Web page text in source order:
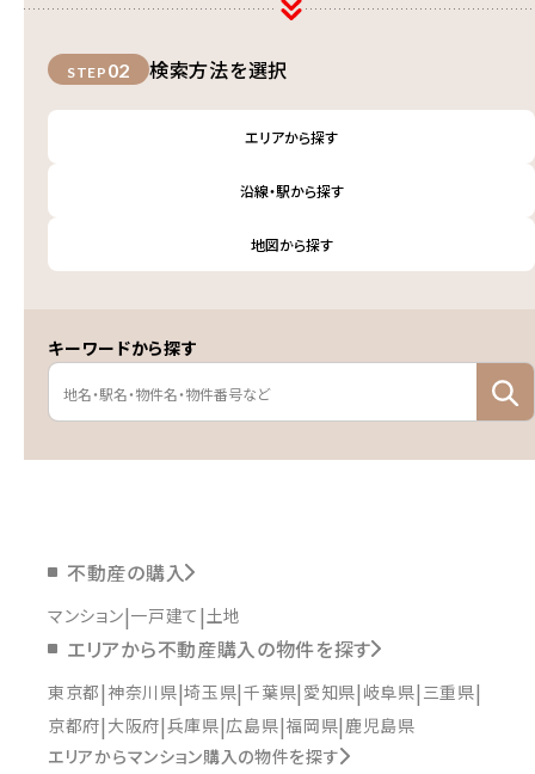
STEP 02 検索方法を選択
エリアから探す
沿線・駅から探す
地図から探す
キーワードから探す
不動産の購入
マンション 一戸建て 土地
エリアから不動産購入の物件を探す
東京都 神奈川県 埼玉県 千葉県 愛知県 岐阜県 三重県
京都府 大阪府 兵庫県 広島県 福岡県 鹿児島県
エリアからマンション購入の物件を探す